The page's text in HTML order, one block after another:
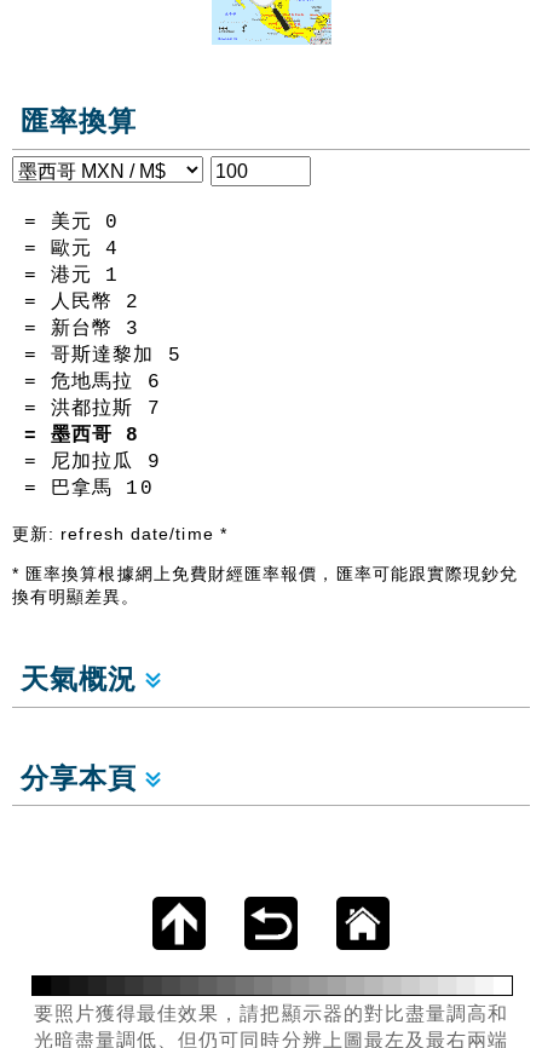
匯率換算
= 美元 0
= 歐元4
= 港元 1
= 人民幣 2
= 新台幣 3
= 哥斯達黎加 5
= 危地馬拉 6
= 洪都拉斯 7
= 墨西哥8
= 尼加拉瓜 9
= 巴拿馬 10
更新: refresh date/time *
* 匯率換算根據網上免費財經匯率報價，匯率可能跟實際現鈔兌
換有明顯差異。
天氣概況
分享本頁
要照片獲得最佳效果，請把顯示器的對比盡量調高和
光暗盡量調低、但仍可同時分辨上圖最左及最右兩端